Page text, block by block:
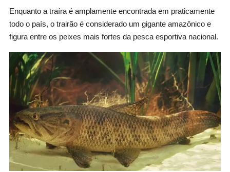
Enquanto a traíra é amplamente encontrada em praticamente
todo o país, o trairão é considerado um gigante amazônico e
figura entre os peixes mais fortes da pesca esportiva nacional.